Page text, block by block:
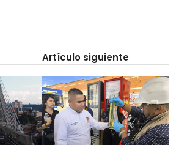
Artículo siguiente